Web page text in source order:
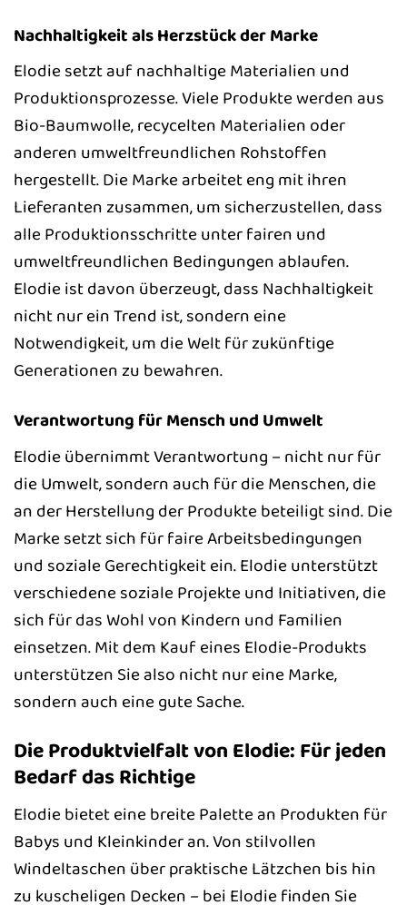
Nachhaltigkeit als Herzstück der Marke
Elodie setzt auf nachhaltige Materialien und
Produktionsprozesse. Viele Produkte werden aus
Bio-Baumwolle, recycelten Materialien oder
anderen umweltfreundlichen Rohstoffen
hergestellt. Die Marke arbeitet eng mit ihren
Lieferanten zusammen, um sicherzustellen, dass
alle Produktionsschritte unter fairen und
umweltfreundlichen Bedingungen ablaufen.
Elodie ist davon überzeugt, dass Nachhaltigkeit
nicht nur ein Trend ist, sondern eine
Notwendigkeit, um die Welt für zukünftige
Generationen zu bewahren.
Verantwortung für Mensch und Umwelt
Elodie übernimmt Verantwortung – nicht nur für
die Umwelt, sondern auch für die Menschen, die
an der Herstellung der Produkte beteiligt sind. Die
Marke setzt sich für faire Arbeitsbedingungen
und soziale Gerechtigkeit ein. Elodie unterstützt
verschiedene soziale Projekte und Initiativen, die
sich für das Wohl von Kindern und Familien
einsetzen. Mit dem Kauf eines Elodie-Produkts
unterstützen Sie also nicht nur eine Marke,
sondern auch eine gute Sache.
Die Produktvielfalt von Elodie: Für jeden
Bedarf das Richtige
Elodie bietet eine breite Palette an Produkten für
Babys und Kleinkinder an. Von stilvollen
Windeltaschen über praktische Lätzchen bis hin
zu kuscheligen Decken – bei Elodie finden Sie